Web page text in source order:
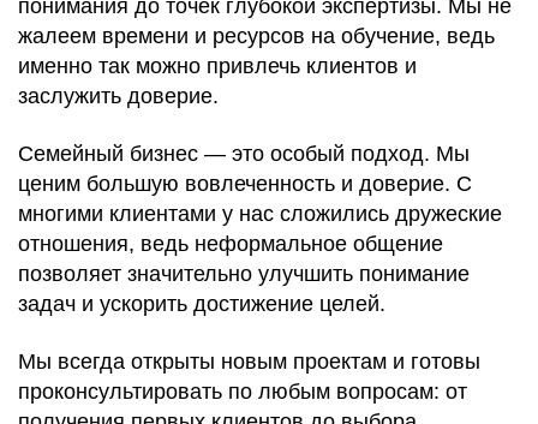
понимания до точек глубокой экспертизы. Мы не
жалеем времени и ресурсов на обучение, ведь
именно так можно привлечь клиентов и
заслужить доверие.
Семейный бизнес — это особый подход. Мы
ценим большую вовлеченность и доверие. С
многими клиентами у нас сложились дружеские
отношения, ведь неформальное общение
позволяет значительно улучшить понимание
задач и ускорить достижение целей.
Мы всегда открыты новым проектам и готовы
проконсультировать по любым вопросам: от